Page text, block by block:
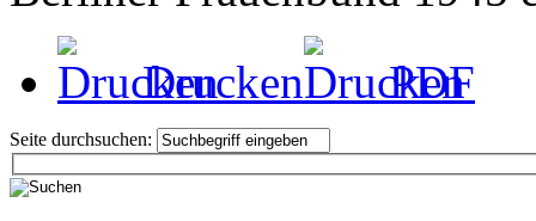
Drucken
PDF
Seite durchsuchen: